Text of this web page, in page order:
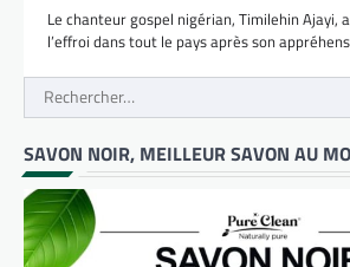
Le chanteur gospel nigérian, Timilehin Ajayi,
l’effroi dans tout le pays après son
Rechercher :
SAVON NOIR, MEILLEUR SAVON AU